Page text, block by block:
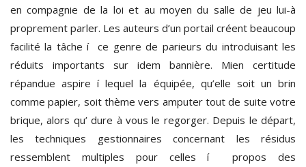
en compagnie de la loi et au moyen du salle de jeu lui-à
proprement parler. Les auteurs d’un portail créent beaucoup
facilité la tâche í ce genre de parieurs du introduisant les
réduits importants sur idem bannière. Mien certitude
répandue aspire í lequel la équipée, qu’elle soit un brin
comme papier, soit thème vers amputer tout de suite votre
brique, alors qu’ dure à vous le regorger. Depuis le départ,
les techniques gestionnaires concernant les résidus
ressemblent multiples pour celles í propos des